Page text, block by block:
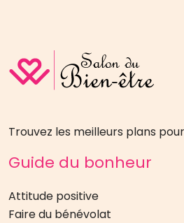
Trouvez les meilleurs plans
Guide du bonheur
Attitude positive
Faire du bénévolat